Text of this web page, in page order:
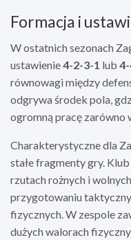
Formacja i
W ostatnich sezonach
ustawienie4-2-3-1 lub
równowagi między
odgrywa środek pola,
ogromną pracę zarówno
Charakterystyczne dla
stałe fragmenty gry.
rzutach rożnych i
przygotowaniu
fizycznych. W zespole
dużych walorach